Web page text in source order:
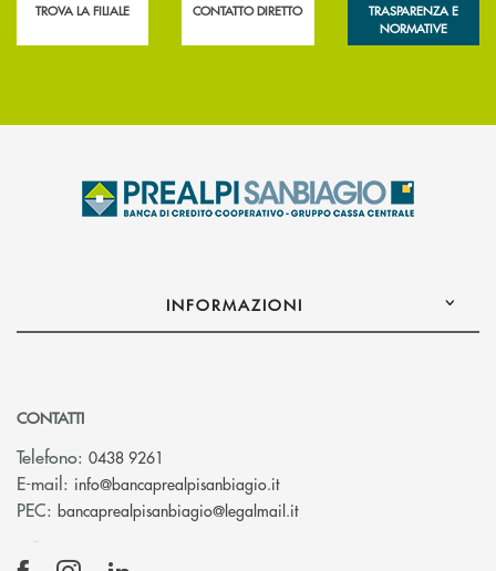
TROVA LA FILIALE CONTATTO DIRETTO
TRASPARENZA E
NORMATIVE
INFORMAZIONI
CONTATTI
Telefono: 0438 9261
E-mail: info@bancaprealpisanbiagio.it(si apre l’app di posta
PEC: bancaprealpisanbiagio@legalmail.it(si apre l’app di posta